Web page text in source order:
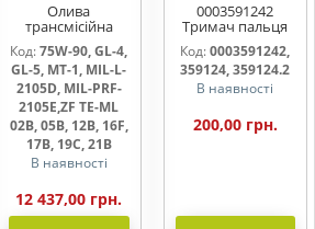
Олива
трансмісійна
AGRISHIFT SYN FE
75W90 20л
Код: 75W-90, GL-4,
GL-5, MT-1, MIL-L-
2105D, MIL-PRF-
2105E,ZF TE-ML
02B, 05B, 12B, 16F,
17B, 19C, 21B
В наявності
12 437,00 грн.
0003591242
Тримач пальця
жниварки
Код:0003591242,
359124, 359124.2
В наявності
200,00 грн.